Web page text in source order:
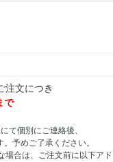
注文につき
で
て個別にご連絡後、
予めご了承ください。
合は、ご注文前に以下ア